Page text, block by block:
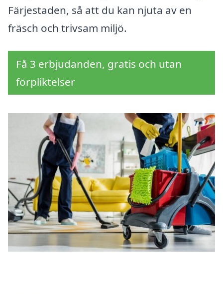
Färjestaden, så att du kan njuta av en
fräsch och trivsam miljö.
Få 3 erbjudanden, gratis och utan
förpliktelser